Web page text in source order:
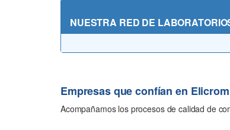
NUESTRA RED DE
Empresas que confían en Elicrom
Acompañamos los procesos de calidad de